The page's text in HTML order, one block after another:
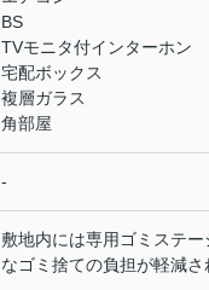
BS
TVモニタ付インターホン
宅配ボックス
複層ガラス
角部屋
-
敷地内には専用ゴミステ
なゴミ捨ての負担が軽減さ